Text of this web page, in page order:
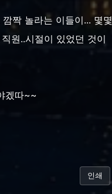
짝 놀라는 이들이... 몇몇
원..시절이 있었던 것이
겠따~~
인쇄